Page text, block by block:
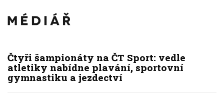
Čtyři šampionáty na ČT Sport: vedle
atletiky nabídne plavání, sportovní
gymnastiku a jezdectví